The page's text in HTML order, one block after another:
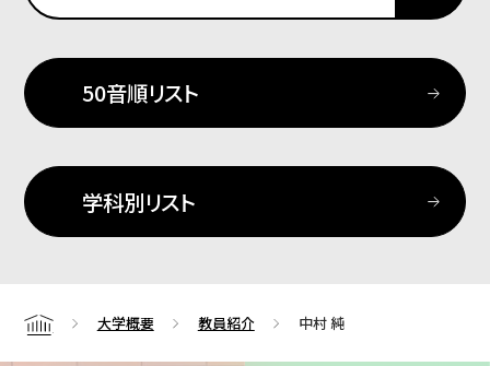
50音順リスト
学科別リスト
Home 大学概要 教員紹介 中村 純